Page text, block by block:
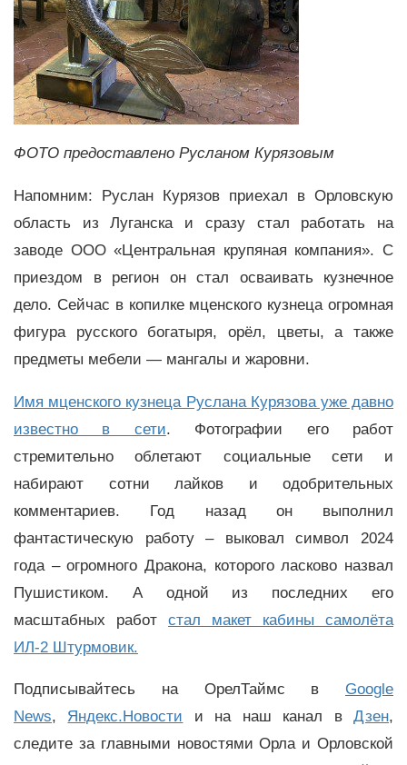
ФОТО предоставлено Русланом Курязовым
Напомним: Руслан Курязов приехал в Орловскую
область из Луганска и сразу стал работать на
заводе ООО «Центральная крупяная компания». С
приездом в регион он стал осваивать кузнечное
дело. Сейчас в копилке мценского кузнеца огромная
фигура русского богатыря, орёл, цветы, а также
предметы мебели — мангалы и жаровни.
Имя мценского кузнеца Руслана Курязова уже давно
известно в сети. Фотографии его работ
стремительно облетают социальные сети и
набирают сотни лайков и одобрительных
комментариев. Год назад он выполнил
фантастическую работу – выковал символ 2024
года – огромного Дракона, которого ласково назвал
Пушистиком. А одной из последних его
масштабных работ стал макет кабины самолёта
ИЛ-2 Штурмовик.
Подписывайтесь на ОрелТаймс в Google
News, Яндекс.Новости и на наш канал вДзен,
следите за главными новостями Орла и Орловской